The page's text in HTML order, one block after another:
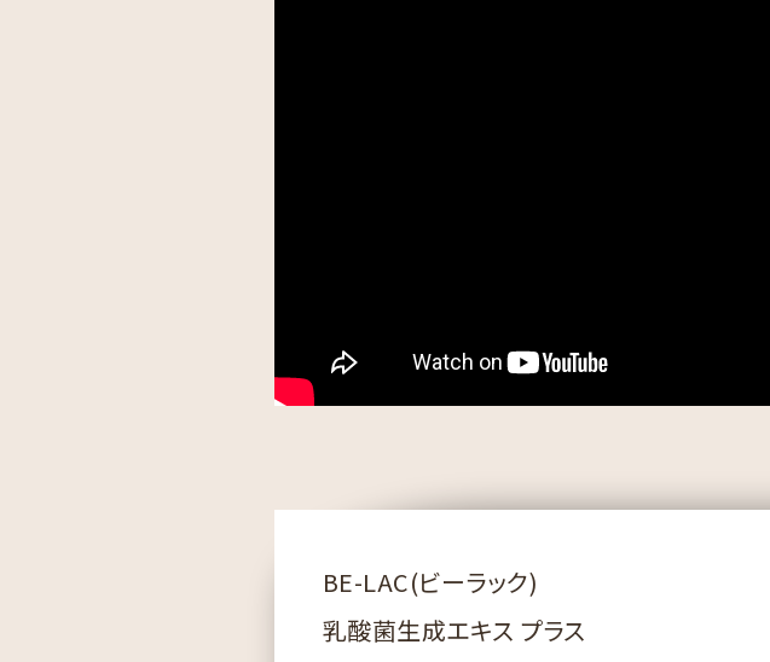
BE-LAC(ビーラック)
乳酸菌生成エキス プラス